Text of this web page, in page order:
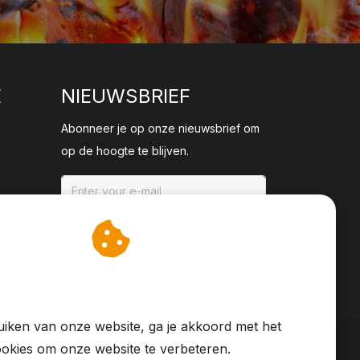
NIEUWSBRIEF
Abonneer je op onze nieuwsbrief om
op de hoogte te blijven.
ABONNEER
van onze website, ga je akkoord met het
om onze website te verbeteren.